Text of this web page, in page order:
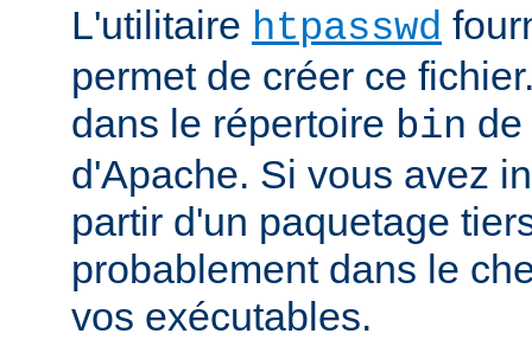
L'utilitaire htpasswd
permet de créer ce
dans le répertoire bin
d'Apache. Si vous avez
partir d'un paquetage
probablement dans le
vos exécutables.